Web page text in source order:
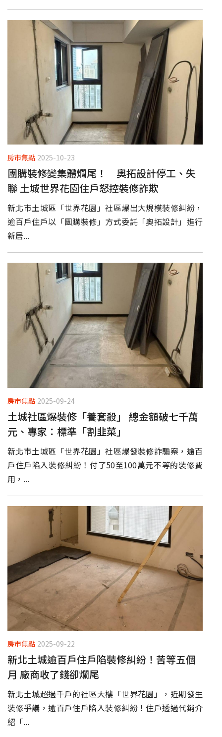
房市焦點 2025-10-23
團購裝修變集體爛尾！ 奧拓設計停工、失
聯 土城世界花園住戶怒控裝修詐欺
新北市土城區「世界花園」社區爆出大規模裝修糾紛，
逾百戶住戶以「團購裝修」方式委託「奧拓設計」進行
新居...
房市焦點 2025-09-24
土城社區爆裝修「養套殺」 總金額破七千萬
元、專家：標準「割韭菜」
新北市土城區「世界花園」社區爆發裝修詐騙案，逾百
戶住戶陷入裝修糾紛！付了50至100萬元不等的裝修費
用，...
房市焦點 2025-09-22
新北土城逾百戶住戶陷裝修糾紛！苦等五個
月 廠商收了錢卻爛尾
新北土城超過千戶的社區大樓「世界花園」，近期發生
裝修爭議，逾百戶住戶陷入裝修糾紛！住戶透過代銷介
紹「...